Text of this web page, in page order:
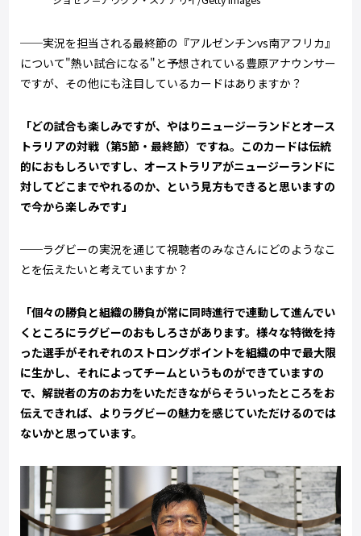
──実況を担当される最終節の『アルゼンチンvs南アフリカ』
について"熱い試合になる"と予想されている豊原アナウンサー
ですが、その他にも注目しているカードはありますか？
「どの試合も楽しみですが、やはりニュージーランドとオース
トラリアの対戦（第5節・最終節）ですね。このカードは伝統
的におもしろいですし、オーストラリアがニュージーランドに
対してどこまでやれるのか、という見方もできると思いますの
で今から楽しみです」
──ラグビーの実況を通じて視聴者のみなさんにどのようなこ
とを伝えたいと考えていますか？
「個々の勝負と組織の勝負が常に同時進行で連動して進んでい
くところにラグビーのおもしろさがあります。様々な特徴を持
った選手がそれぞれのストロングポイントを組織の中で最大限
に生かし、それによってチームというものができていますの
で、解説者の方のお力をいただきながらそういったところをお
伝えできれば、よりラグビーの魅力を感じていただけるのでは
ないかと思っています。